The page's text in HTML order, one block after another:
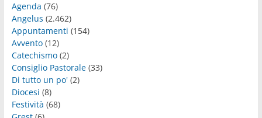
Agenda (76)
Angelus (2.462)
Appuntamenti (154)
Avvento(12)
Catechismo(2)
Consiglio Pastorale(33)
Di tutto un po'(2)
Diocesi (8)
Festività (68)